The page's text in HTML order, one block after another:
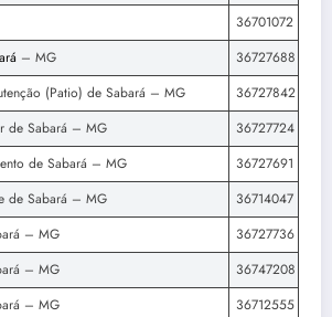
36701072
– MG
36727688
(Patio) de Sabará – MG
36727842
de Sabará – MG
36727724
de Sabará – MG
36727691
de Sabará – MG
36714047
– MG
36727736
– MG
36747208
– MG
36712555